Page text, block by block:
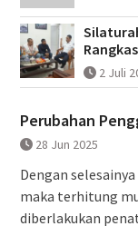
2 Juli
Perubahan
28 Jun 2025
Dengan
maka terhitung
diberlakukan